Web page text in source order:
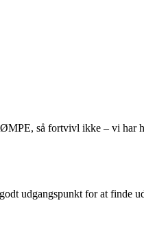
så fortvivl ikke – vi har
udgangspunkt for at finde